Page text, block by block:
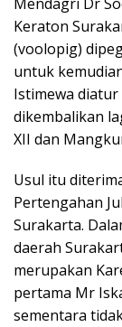
Keraton
(voolopig)
untuk
Istimewa diatur
dikembalikan
XII dan
Usul itu
Pertengahan
Surakarta.
daerah
merupakan
pertama Mr
sementara